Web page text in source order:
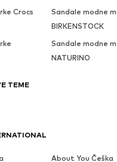
Crocs
Sandale modne
BIRKENSTOCK
Sandale modne
NATURINO
TEME
About You Češka